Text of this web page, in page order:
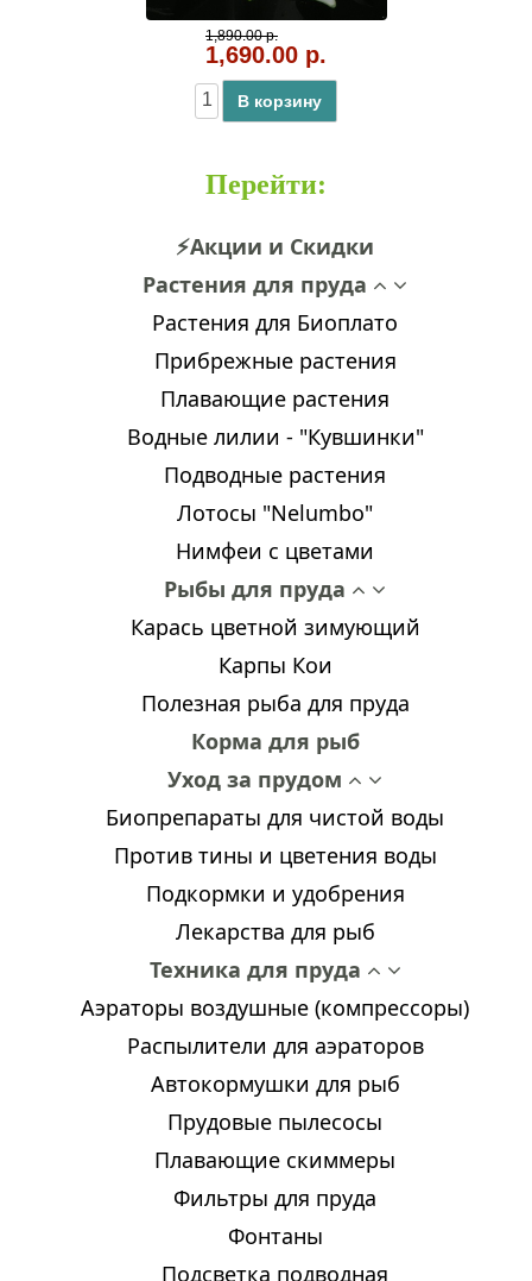
1,890.00 р.
1,690.00 р.
В корзину
Перейти:
⚡Акции и Скидки
Растения для пруда
Растения для Биоплато
Прибрежные растения
Плавающие растения
Водные лилии - "Кувшинки"
Подводные растения
Лотосы "Nelumbo"
Нимфеи с цветами
Рыбы для пруда
Карась цветной зимующий
Карпы Кои
Полезная рыба для пруда
Корма для рыб
Уход за прудом
Биопрепараты для чистой воды
Против тины и цветения воды
Подкормки и удобрения
Лекарства для рыб
Техника для пруда
Аэраторы воздушные (компрессоры)
Распылители для аэраторов
Автокормушки для рыб
Прудовые пылесосы
Плавающие скиммеры
Фильтры для пруда
Фонтаны
Подсветка подводная